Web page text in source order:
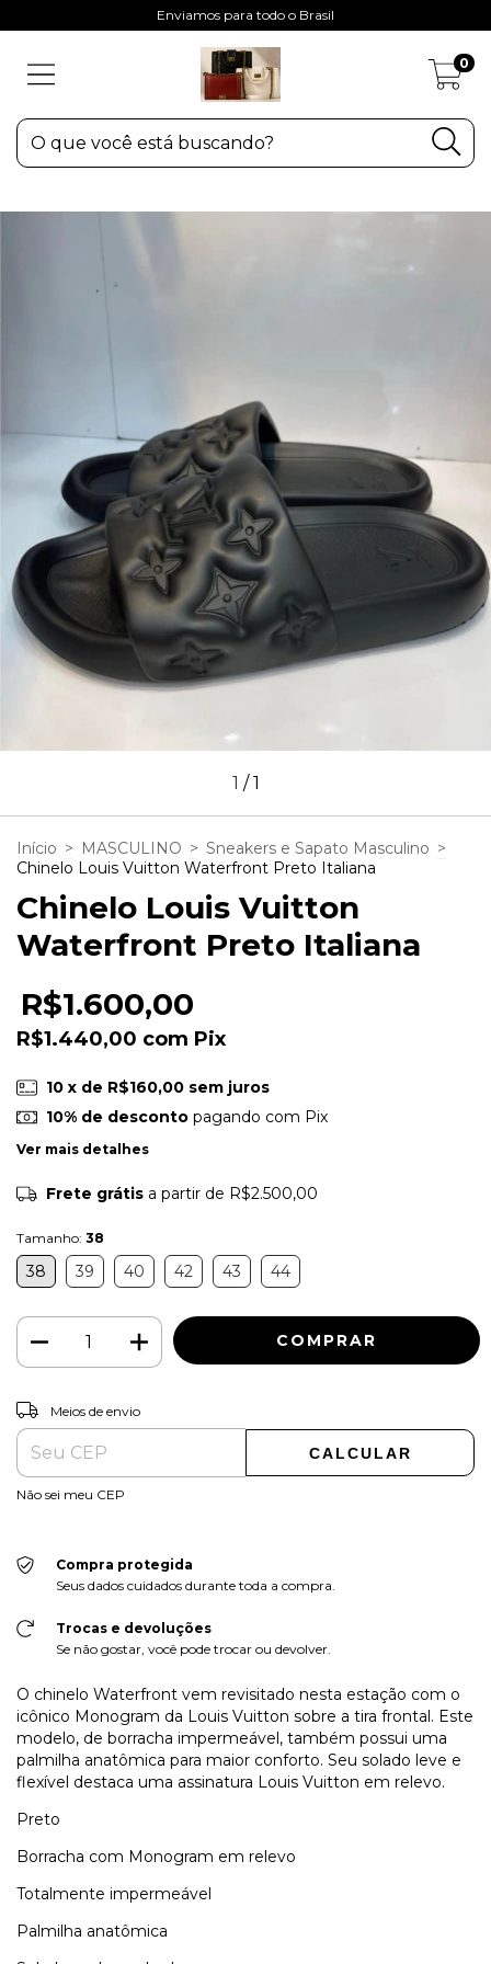
Enviamos para todo o Brasil
0
1 /1
Início > MASCULINO > Sneakers e Sapato Masculino >
Chinelo Louis Vuitton Waterfront Preto Italiana
Chinelo Louis Vuitton
Waterfront Preto Italiana
R$1.600,00
R$1.440,00 com Pix
10 x de R$160,00 sem juros
10% de descontopagando com Pix
Ver mais detalhes
Frete grátis a partir de R$2.500,00
Tamanho: 38
38 39 40 42 43 44
Entregas para o CEP:
Meios de envio
CALCULAR
Não sei meu CEP
Compra protegida
Seus dados cuidados durante toda a compra.
Trocas e devoluções
Se não gostar, você pode trocar ou devolver.
O chinelo Waterfront vem revisitado nesta estação com o
icônico Monogram da Louis Vuitton sobre a tira frontal. Este
modelo, de borracha impermeável, também possui uma
palmilha anatômica para maior conforto. Seu solado leve e
flexível destaca uma assinatura Louis Vuitton em relevo.
Preto
Borracha com Monogram em relevo
Totalmente impermeável
Palmilha anatômica